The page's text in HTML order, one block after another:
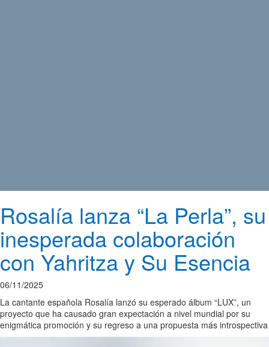
Rosalía lanza “La Perla”, su
inesperada colaboración
con Yahritza y Su Esencia
06/11/2025
La cantante española Rosalía lanzó su esperado álbum “LUX”, un
proyecto que ha causado gran expectación a nivel mundial por su
enigmática promoción y su regreso a una propuesta más introspectiva